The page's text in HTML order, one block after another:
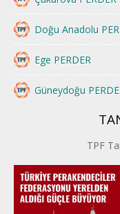
Doğu Anadolu
Ege PERDER
Güneydoğu
İstanbul PERDER
İpek Yolu PERDER
Kayseri PERDER
TPF